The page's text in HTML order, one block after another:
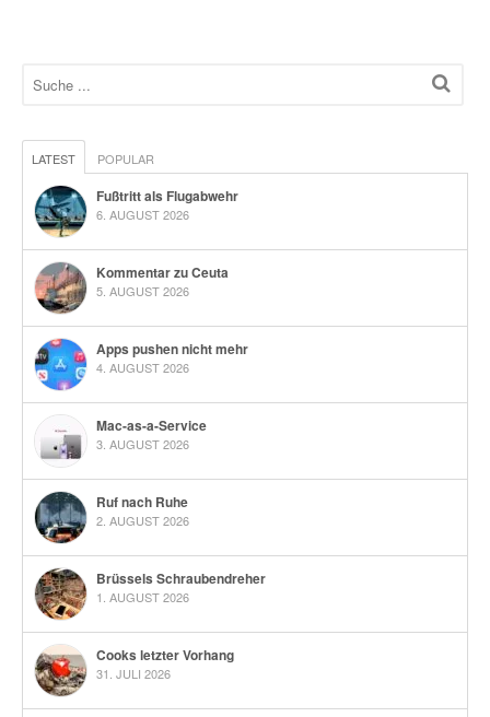
LATEST POPULAR
Fußtritt als Flugabwehr
6. AUGUST 2026
Kommentar zu Ceuta
5. AUGUST 2026
Apps pushen nicht mehr
4. AUGUST 2026
Mac-as-a-Service
3. AUGUST 2026
Ruf nach Ruhe
2. AUGUST 2026
Brüssels Schraubendreher
1. AUGUST 2026
Cooks letzter Vorhang
31. JULI 2026